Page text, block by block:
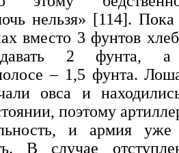
нельзя» [114].
вместо 3 фунтов
2 фунта,
– 1,5 фунта.
овса и
поэтому
и армия
В случае